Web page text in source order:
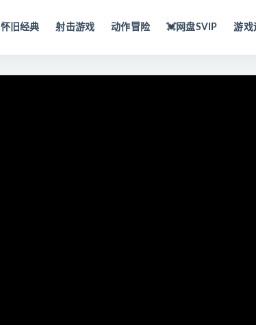
怀旧经典 射击游戏 动作冒险 💓网盘SVIP 游戏